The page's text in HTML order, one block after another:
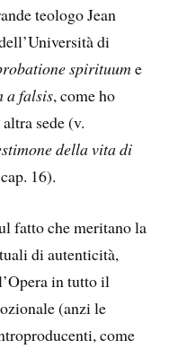
teologo Jean
di
spirituume
a falsis, come ho
sede (v.
della vita di
16).
fatto che meritano la
di autenticità,
in tutto il
(anzi le
come